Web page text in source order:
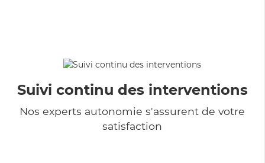
Suivi continu des interventions
Nos experts autonomie s'assurent de votre
satisfaction